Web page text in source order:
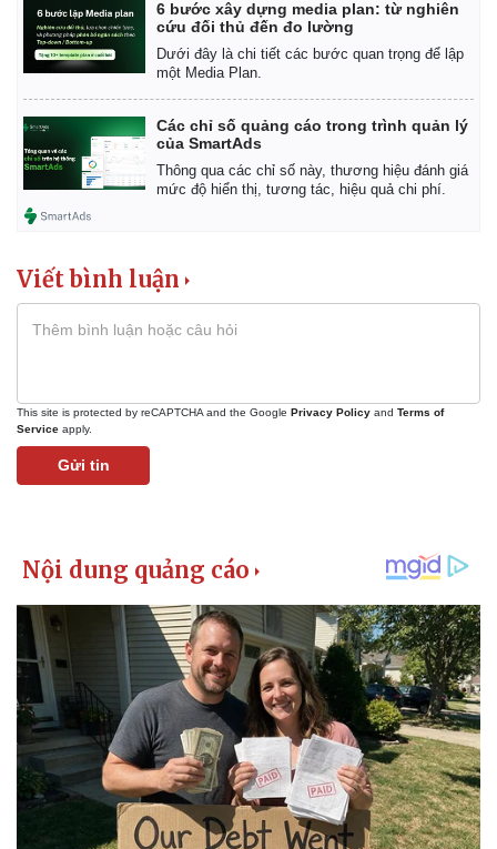
6 bước xây dựng media plan: từ nghiên
cứu đối thủ đến đo lường
Dưới đây là chi tiết các bước quan trọng để lập
một Media Plan.
Các chỉ số quảng cáo trong trình quản lý
của SmartAds
Thông qua các chỉ số này, thương hiệu đánh giá
mức độ hiển thị, tương tác, hiệu quả chi phí.
Viết bình luận
This site is protected by reCAPTCHA and the Google Privacy Policy and Terms of
Service apply.
Gửi tin